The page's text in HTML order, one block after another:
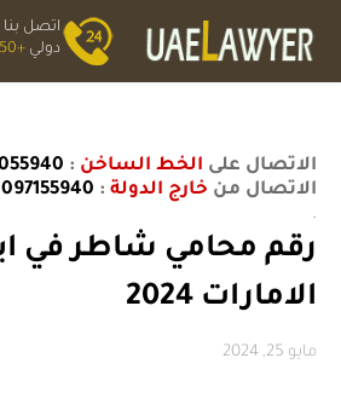
اتصل بنا
دولي+0097150;
الاتصال على الخط الساخن :
الاتصال من خارج الدولة :
.
رقم محامي شاطر في
الامارات 2024
مايو 25, 2024